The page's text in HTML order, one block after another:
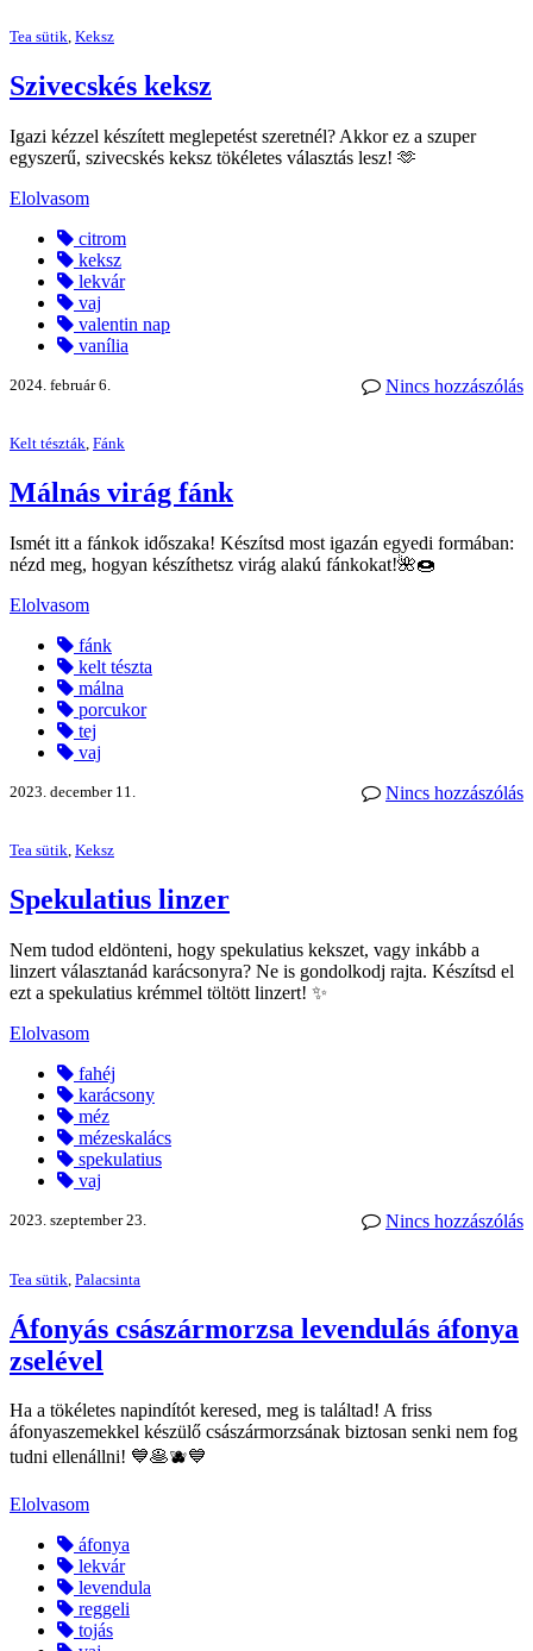
Tea sütik, Keksz
Szivecskés keksz
Igazi kézzel készített meglepetést szeretnél? Akkor ez a szuper
egyszerű, szivecskés keksz tökéletes választás lesz! 🫶
Elolvasom
citrom
keksz
lekvár
vaj
valentin nap
vanília
Nincs hozzászólás
2024. február 6.
Kelt tészták, Fánk
Málnás virág fánk
Ismét itt a fánkok időszaka! Készítsd most igazán egyedi formában:
nézd meg, hogyan készíthetsz virág alakú fánkokat!🌺🍩
Elolvasom
fánk
kelt tészta
málna
porcukor
tej
vaj
Nincs hozzászólás
2023. december 11.
Tea sütik, Keksz
Spekulatius linzer
Nem tudod eldönteni, hogy spekulatius kekszet, vagy inkább a
linzert választanád karácsonyra? Ne is gondolkodj rajta. Készítsd el
ezt a spekulatius krémmel töltött linzert! ✨
Elolvasom
fahéj
karácsony
méz
mézeskalács
spekulatius
vaj
Nincs hozzászólás
2023. szeptember 23.
Tea sütik Palacsinta
Áfonyás császármorzsa levendulás áfonya
zselével
Ha a tökéletes napindítót keresed, meg is találtad! A friss
áfonyaszemekkel készülő császármorzsának biztosan senki nem fog
tudni ellenállni! 💙🥞🫐💙
Elolvasom
áfonya
lekvár
levendula
reggeli
tojás